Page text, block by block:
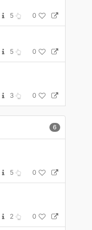
5 0
5 0
3 0
6
5 0
2 0